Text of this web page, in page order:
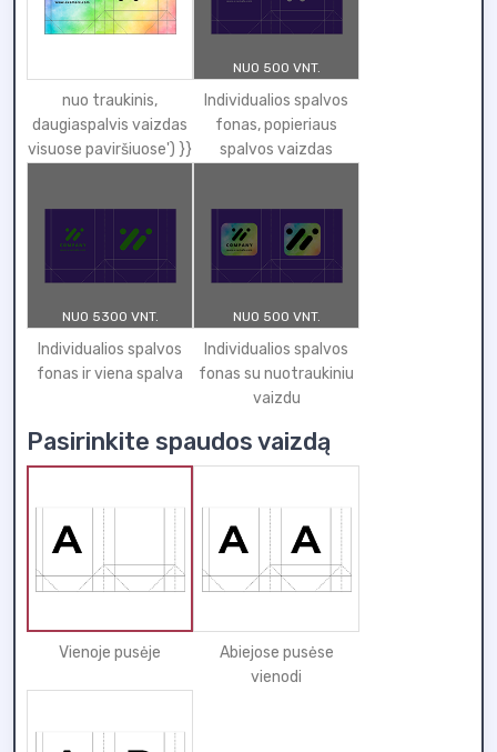
nuo traukinis,
daugiaspalvis vaizdas
visuose paviršiuose') }}
NUO 500 VNT.
Individualios spalvos
fonas, popieriaus
spalvos vaizdas
NUO 5300 VNT.
Individualios spalvos
fonas ir viena spalva
NUO 500 VNT.
Individualios spalvos
fonas su nuotraukiniu
vaizdu
Pasirinkite spaudos vaizdą
Vienoje pusėje
Abiejose pusėse
vienodi